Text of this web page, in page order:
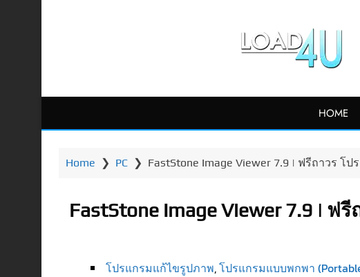
HOME
Home ❯ PC❯ FastStone Image Viewer 7.9 | ฟรีถาวร โ
FastStone Image Viewer 7.9 | ฟ
โปรแกรมแก้ไขรูปภาพ,โปรแกรมแบบพกพา